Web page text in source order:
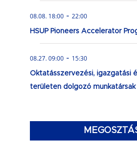
08.08. 18:00 - 22:00
HSUP Pioneers Accelerator
08.27. 09:00 - 15:30
Oktatásszervezési, igazgatási
területen dolgozó